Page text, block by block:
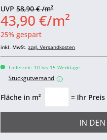
UVP58,90 € /m²
43,90 €/m²
25% gespart
inkl. MwSt.zzgl. Versandkosten
Lieferzeit: 10 bis 15 Werktage
Stückgutversand i
Fläche in m² = Ihr Preis
IN DEN